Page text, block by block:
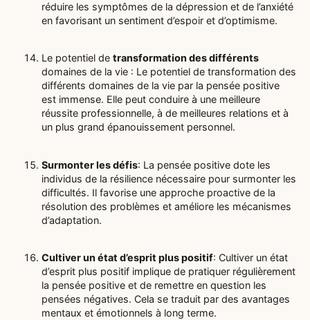
réduire les symptômes de la dépression et de l’anxiété
en favorisant un sentiment d’espoir et d’optimisme.
Le potentiel de transformation des différents
domaines de la vie : Le potentiel de transformation des
différents domaines de la vie par la pensée positive
est immense. Elle peut conduire à une meilleure
réussite professionnelle, à de meilleures relations et à
un plus grand épanouissement personnel.
Surmonter les défis: La pensée positive dote les
individus de la résilience nécessaire pour surmonter les
difficultés. Il favorise une approche proactive de la
résolution des problèmes et améliore les mécanismes
d’adaptation.
Cultiver un état d’esprit plus positif: Cultiver un état
d’esprit plus positif implique de pratiquer régulièrement
la pensée positive et de remettre en question les
pensées négatives. Cela se traduit par des avantages
mentaux et émotionnels à long terme.